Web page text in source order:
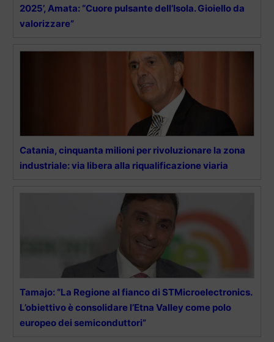
2025’, Amata: “Cuore pulsante dell’Isola. Gioiello da
valorizzare”
Catania, cinquanta milioni per rivoluzionare la zona
industriale: via libera alla riqualificazione viaria
Tamajo: “La Regione al fianco di STMicroelectronics.
L’obiettivo è consolidare l’Etna Valley come polo
europeo dei semiconduttori”